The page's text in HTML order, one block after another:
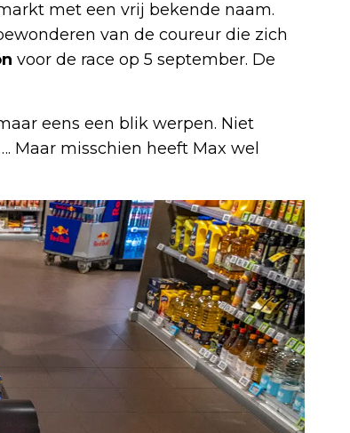
met een vrij bekende naam.
van de coureur die zich
voor de race op 5 september. De
eens een blik werpen. Niet
Maar misschien heeft Max wel